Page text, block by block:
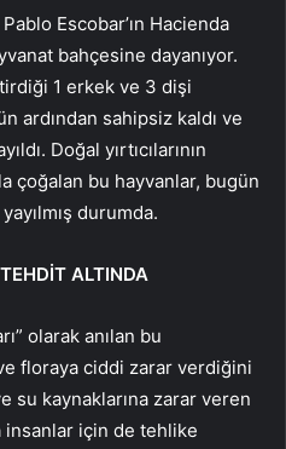
Escobar’ın Hacienda
bahçesine dayanıyor.
1 erkek ve 3 dişi
ardından sahipsiz kaldı ve
Doğal yırtıcılarının
çoğalan bu hayvanlar, bugün
durumda.
ALTINDA
olarak anılan bu
floraya ciddi zarar verdiğini
su kaynaklarına zarar veren
insanlar için de tehlike